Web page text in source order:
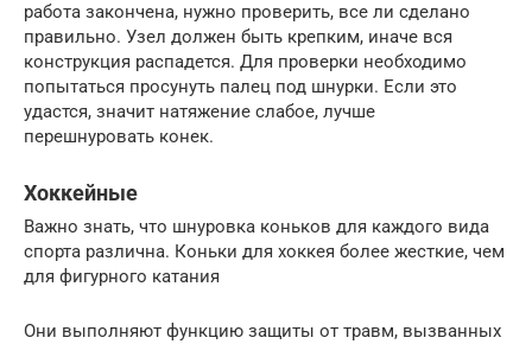
работа закончена, нужно проверить, все ли сделано
правильно. Узел должен быть крепким, иначе вся
конструкция распадется. Для проверки необходимо
попытаться просунуть палец под шнурки. Если это
удастся, значит натяжение слабое, лучше
перешнуровать конек.
Хоккейные
Важно знать, что шнуровка коньков для каждого вида
спорта различна. Коньки для хоккея более жесткие, чем
для фигурного катания
Они выполняют функцию защиты от травм, вызванных